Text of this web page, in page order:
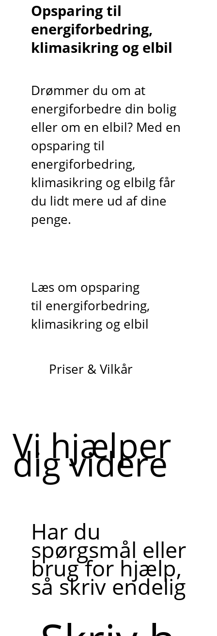
Opsparing til
energiforbedring,
klimasikring og elbil
Drømmer du om at
energiforbedre din bolig
eller om en elbil? Med en
opsparing til
energiforbedring,
klimasikring og elbilg får
du lidt mere ud af dine
penge.
Læs om opsparing
til energiforbedring,
klimasikring og elbil
Priser & Vilkår
Vi hjælper
dig videre
Har du
spørgsmål eller
brug for hjælp,
så skriv endelig